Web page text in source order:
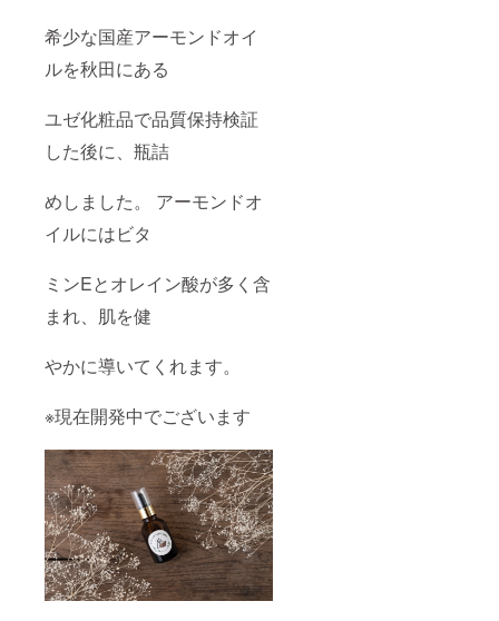
希少な国産アーモンドオイ
ルを秋田にある
ユゼ化粧品で品質保持検証
した後に、瓶詰
めしました。 アーモンドオ
イルにはビタ
ミンEとオレイン酸が多く含
まれ、肌を健
やかに導いてくれます。
※現在開発中でございます